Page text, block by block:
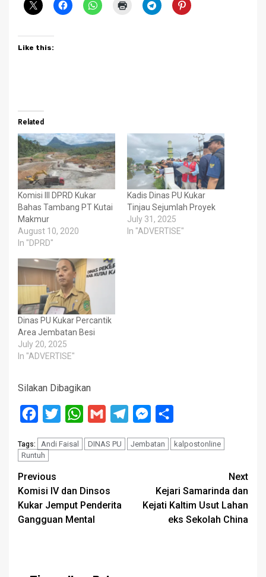
Like this:
Related
Komisi III DPRD Kukar
Bahas Tambang PT Kutai
Makmur
August 10, 2020
In "DPRD"
Kadis Dinas PU Kukar
Tinjau Sejumlah Proyek
July 31, 2025
In "ADVERTISE"
Dinas PU Kukar Percantik
Area Jembatan Besi
July 20, 2025
In "ADVERTISE"
Silakan Dibagikan
Facebook
Twitter WhatsApp
Gmail TelegramMessenger
Tags: Andi Faisal DINAS PU Jembatan
kalpostonline
Runtuh
Post
navigation
Previous
Komisi IV dan Dinsos
Kukar Jemput Penderita
Gangguan Mental
Next
Kejari Samarinda dan
Kejati Kaltim Usut Lahan
eks Sekolah China